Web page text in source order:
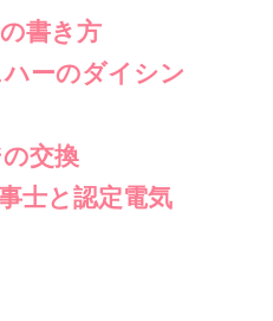
書き方
ーのダイシン
交換
士と認定電気